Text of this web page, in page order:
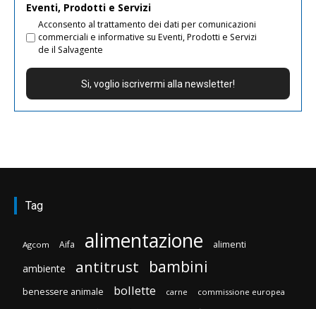
Eventi, Prodotti e Servizi
Acconsento al trattamento dei dati per comunicazioni
commerciali e informative su Eventi, Prodotti e Servizi
de il Salvagente
Tag
Agcom Aifa alimentazione alimenti
ambiente antitrust bambini
benessere animale bollette carne commissione europea